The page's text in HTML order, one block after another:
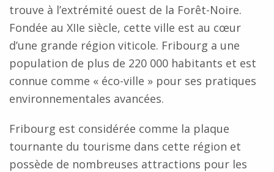
trouve à l’extrémité ouest de la Forêt-Noire.
Fondée au XIIe siècle, cette ville est au cœur
d’une grande région viticole. Fribourg a une
population de plus de 220 000 habitants et est
connue comme « éco-ville » pour ses pratiques
environnementales avancées.
Fribourg est considérée comme la plaque
tournante du tourisme dans cette région et
possède de nombreuses attractions pour les